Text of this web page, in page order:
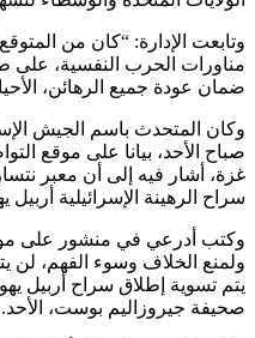
وتابعت الإدارة: “كان من
مناورات الحرب النفسية، على
ضمان عودة جميع الرهائن،
وكان المتحدث باسم الجيش
صباح الأحد، بيانا على موقع
غزة، أشار فيه إلى أن معبر
سراح الرهينة الإسرائيلية أربيل
وكتب أدرعي في منشور على
ولمنع الخلاف وسوء الفهم، لن
يتم تسوية إطلاق سراح أربيل
صحيفة جيروزاليم بوست، الأحد.